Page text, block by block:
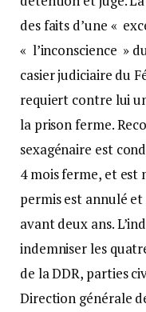
des faits d’une «
« l’inconscience »
casier judiciaire du
requiert contre lui
la prison ferme.
sexagénaire est
4 mois ferme, et est
permis est annulé
avant deux ans.
indemniser les
de la DDR, parties
Direction générale